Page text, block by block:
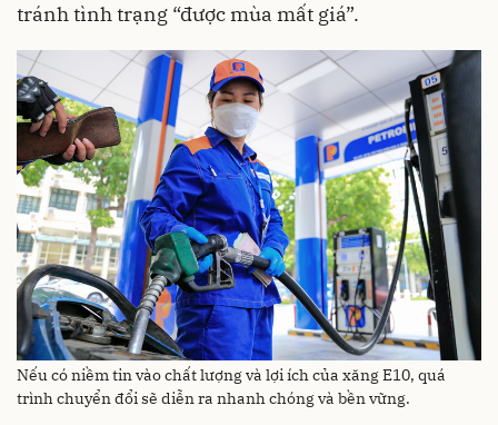
tránh tình trạng “được mùa mất giá”.
Nếu có niềm tin vào chất lượng và lợi ích của xăng E10, quá
trình chuyển đổi sẽ diễn ra nhanh chóng và bền vững.